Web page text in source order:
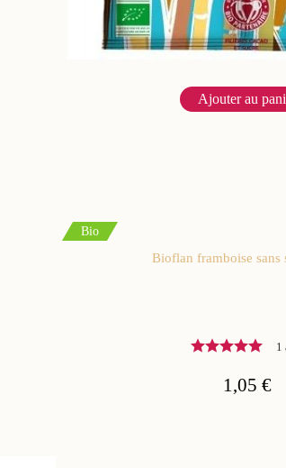
Ajouter au
Bio
Bioflan framboise sans
1
1,05 €